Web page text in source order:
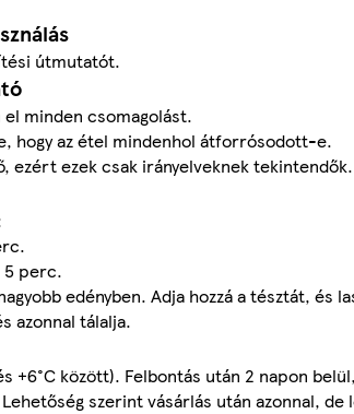
útmutatót.
minden csomagolást.
hogy az étel mindenhol átforrósodott-e.
ezért ezek csak irányelveknek tekintendők.
5 perc.
edényben. Adja hozzá a tésztát,
azonnal tálalja.
+6°C között). Felbontás után 2 napon
szerint vásárlás után azonnal,